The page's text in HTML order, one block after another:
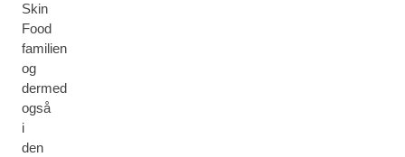
Skin
Food
familien
og
dermed
også
i
den